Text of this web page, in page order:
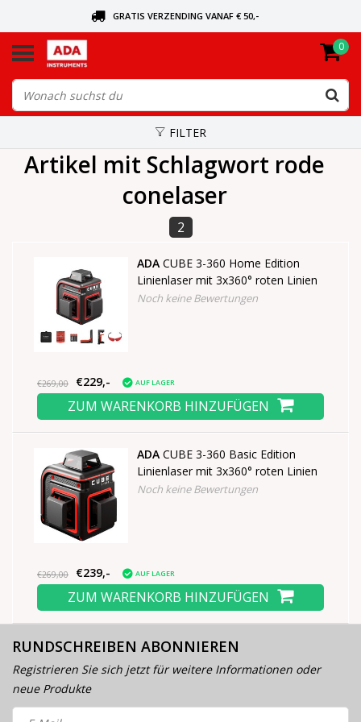
GRATIS VERZENDING VANAF € 50,-
VANDAAG BESTELD, VANDAAG VERZONDEN
0
FILTER
Artikel mit Schlagwort rode
conelaser
2
ADA CUBE 3-360 Home Edition
Linienlaser mit 3x360° roten Linien
Noch keine Bewertungen
€269,00 €229,- AUF LAGER
ZUM WARENKORB HINZUFÜGEN
ADA CUBE 3-360 Basic Edition
Linienlaser mit 3x360° roten Linien
Noch keine Bewertungen
€269,00 €239,- AUF LAGER
ZUM WARENKORB HINZUFÜGEN
RUNDSCHREIBEN ABONNIEREN
Registrieren Sie sich jetzt für weitere Informationen oder
neue Produkte